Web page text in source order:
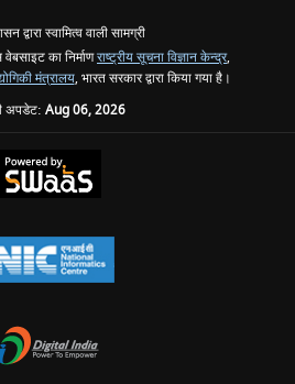
द्वारा स्वामित्व वाली सामग्री
का निर्माणराष्ट्रीय सूचना विज्ञान केन्द्र,
मंत्रालय, भारत सरकार द्वारा किया गया है।
अपडेट: Aug 06, 2026